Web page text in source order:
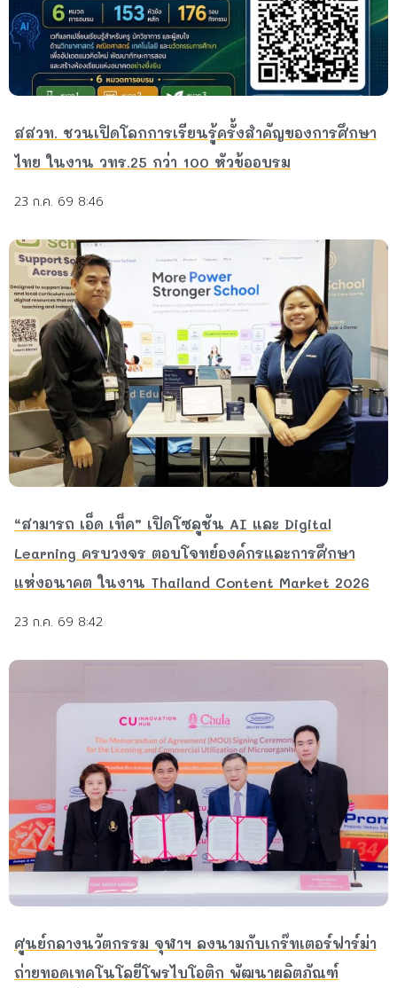
สสวท. ชวนเปิดโลกการเรียนรู้ครั้งสำคัญของการศึกษา
ไทย ในงาน วทร.25 กว่า 100 หัวข้ออบรม
23 ก.ค. 69 8:46
“สามารถ เอ็ด เท็ค” เปิดโซลูชัน AI และ Digital
Learning ครบวงจร ตอบโจทย์องค์กรและการศึกษา
แห่งอนาคต ในงาน Thailand Content Market 2026
23 ก.ค. 69 8:42
ศูนย์กลางนวัตกรรม จุฬาฯ ลงนามกับเกร๊ทเตอร์ฟาร์ม่า
ถ่ายทอดเทคโนโลยีโพรไบโอติก พัฒนาผลิตภัณฑ์